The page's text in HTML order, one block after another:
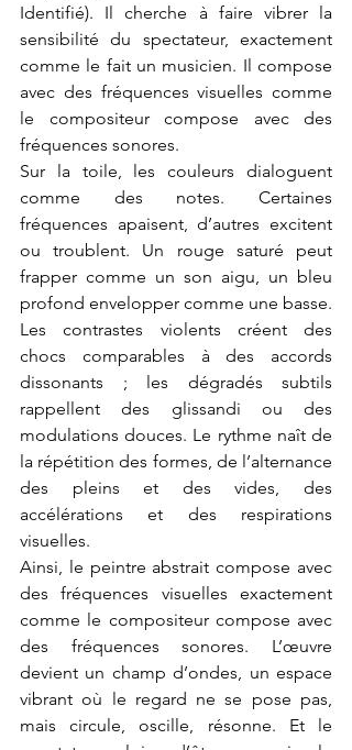
Identifié). Il cherche à faire vibrer la
sensibilité du spectateur, exactement
comme le fait un musicien. Il compose
avec des fréquences visuelles comme
le compositeur compose avec des
fréquences sonores.
Sur la toile, les couleurs dialoguent
comme des notes. Certaines
fréquences apaisent, d’autres excitent
ou troublent. Un rouge saturé peut
frapper comme un son aigu, un bleu
profond envelopper comme une basse.
Les contrastes violents créent des
chocs comparables à des accords
dissonants ; les dégradés subtils
rappellent des glissandi ou des
modulations douces. Le rythme naît de
la répétition des formes, de l’alternance
des pleins et des vides, des
accélérations et des respirations
visuelles.
Ainsi, le peintre abstrait compose avec
des fréquences visuelles exactement
comme le compositeur compose avec
des fréquences sonores. L’œuvre
devient un champ d’ondes, un espace
vibrant où le regard ne se pose pas,
mais circule, oscille, résonne. Et le